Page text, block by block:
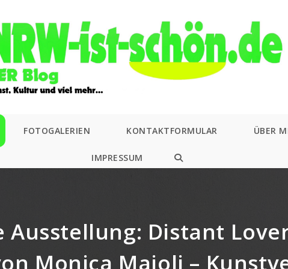
FOTOGALERIEN KONTAKTFORMULAR ÜBER
IMPRESSUM
WEBSITE-
Ausstellung: Distant
Monica Majoli –